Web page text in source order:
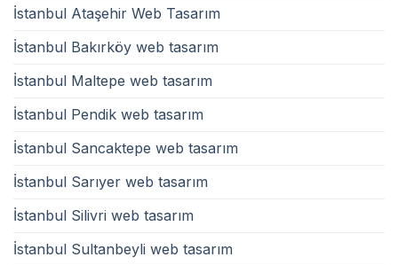
İstanbul Ataşehir Web Tasarım
İstanbul Bakırköy web tasarım
İstanbul Maltepe web tasarım
İstanbul Pendik web tasarım
İstanbul Sancaktepe web tasarım
İstanbul Sarıyer web tasarım
İstanbul Silivri web tasarım
İstanbul Sultanbeyli web tasarım